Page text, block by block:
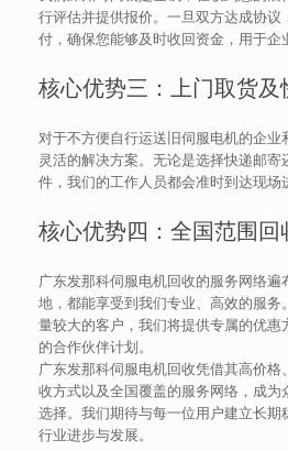
行评估并提供报价。一旦双方达成协议
付，确保您能够及时收回资金，用于企
核心优势三：上门取货及
对于不方便自行运送旧伺服电机的企
灵活的解决方案。无论是选择快递邮寄
件，我们的工作人员都会准时到达现场
核心优势四：全国范围回
广东发那科伺服电机回收的服务网络
地，都能享受到我们专业、高效的服
量较大的客户，我们将提供专属的优
的合作伙伴计划。
广东发那科伺服电机回收凭借其高价
收方式以及全国覆盖的服务网络，成
选择。我们期待与每一位用户建立长
行业进步与发展。